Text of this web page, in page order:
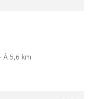
- À 5,6 km